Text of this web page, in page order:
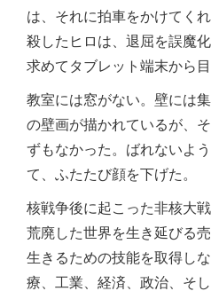
は、それに拍車をかけてく
殺したヒロは、退屈を誤魔
求めてタブレット端末から目
教室には窓がない。壁には
の壁画が描かれているが、
ずもなかった。ばれないよ
て、ふたたび顔を下げた。
核戦争後に起こった非核大
荒廃した世界を生き延びる
生きるための技能を取得し
療、工業、経済、政治、そ